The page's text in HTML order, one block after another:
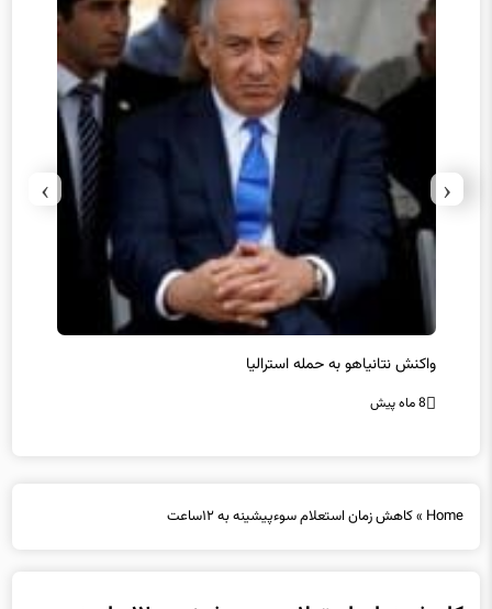
واکنش نتانیاهو به حمله استرالیا
8 ماه پیش